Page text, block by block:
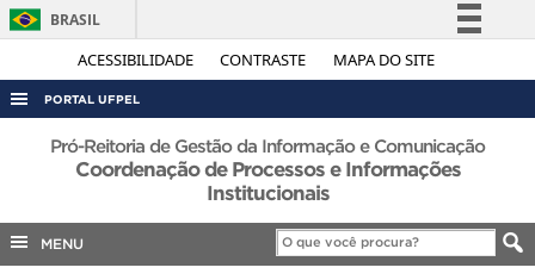
ACESSIBILIDADE CONTRASTE MAPA DO SITE
BRASIL
Simplifique!
Acesso à informação
Canais
PORTAL UFPEL
ACESSO À INFORMAÇÃO
AUDITORIA
COBALTO
Pró-Reitoria de Gestão da Informação e Comunicação
Coordenação de Processos e Informações
Institucionais
MENU